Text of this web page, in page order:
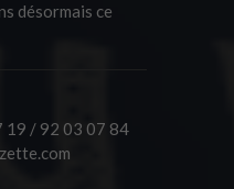
désormais ce
19 / 92 03 07 84